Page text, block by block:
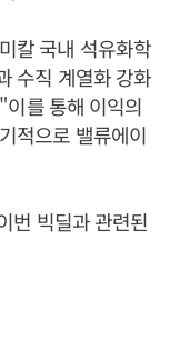
칼 국내 석유화학
수직 계열화 강화
를 통해 이익의
적으로 밸류에이
번 빅딜과 관련된